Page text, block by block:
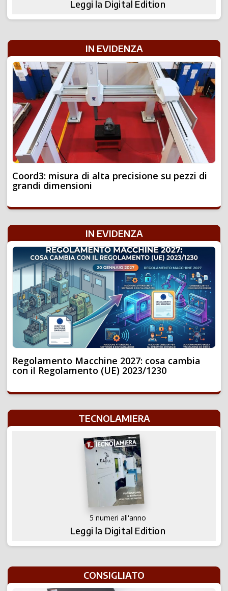
Leggi la Digital Edition
IN EVIDENZA
Coord3: misura di alta precisione su pezzi di
grandi dimensioni
IN EVIDENZA
Regolamento Macchine 2027: cosa cambia
con il Regolamento (UE) 2023/1230
TECNOLAMIERA
5 numeri all'anno
Leggi la Digital Edition
CONSIGLIATO